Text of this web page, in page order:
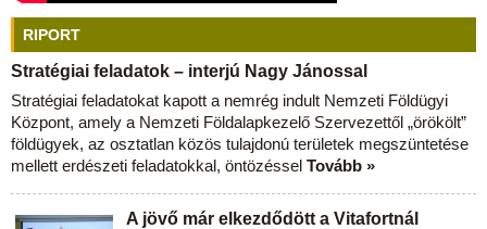
RIPORT
Stratégiai feladatok – interjú Nagy Jánossal
Stratégiai feladatokat kapott a nemrég indult Nemzeti Földügyi
Központ, amely a Nemzeti Földalapkezelő Szervezettől „örökölt”
földügyek, az osztatlan közös tulajdonú területek megszüntetése
mellett erdészeti feladatokkal, öntözéssel Tovább »
A jövő már elkezdődött a Vitafortnál